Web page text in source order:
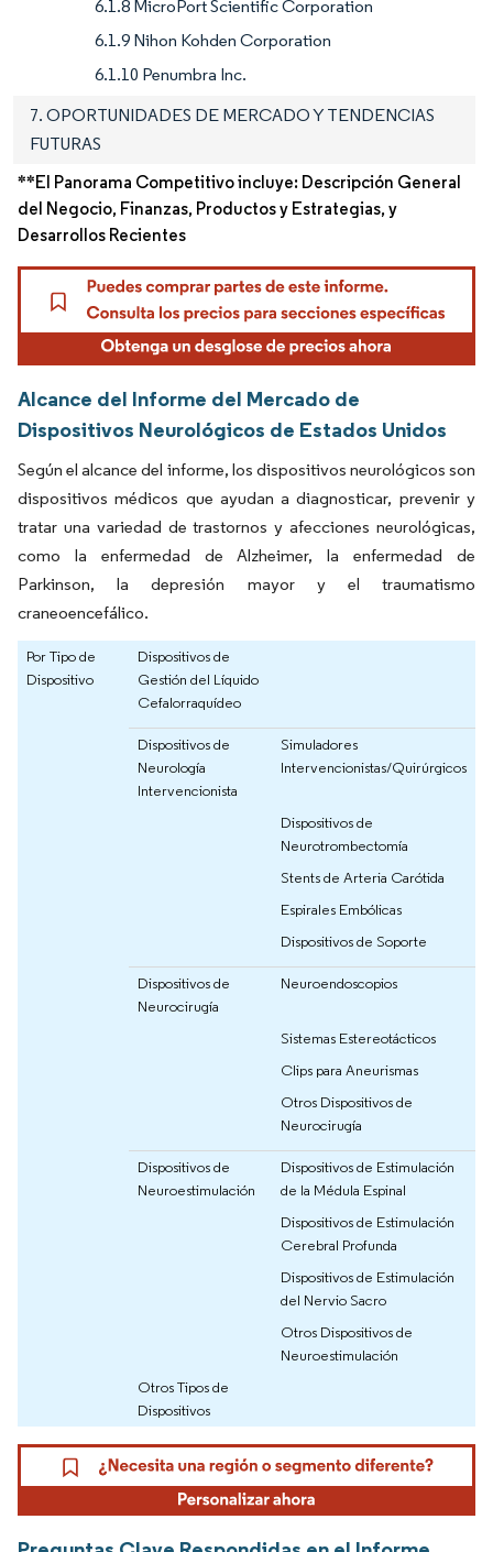
6.1.8 MicroPort Scientific Corporation
6.1.9 Nihon Kohden Corporation
6.1.10 Penumbra Inc.
7. OPORTUNIDADES DE MERCADO Y TENDENCIAS
FUTURAS
**El Panorama Competitivo incluye: Descripción General
del Negocio, Finanzas, Productos y Estrategias, y
Desarrollos Recientes
Alcance del Informe del Mercado de
Dispositivos Neurológicos de Estados Unidos
Según el alcance del informe, los dispositivos neurológicos son
dispositivos médicos que ayudan a diagnosticar, prevenir y
tratar una variedad de trastornos y afecciones neurológicas,
como la enfermedad de Alzheimer, la enfermedad de
Parkinson, la depresión mayor y el traumatismo
craneoencefálico.
Por Tipo de
Dispositivo
Dispositivos de
Gestión del Líquido
Cefalorraquídeo
Dispositivos de
Neurología
Intervencionista
Simuladores
Intervencionistas/Quirúrgicos
Dispositivos de
Neurotrombectomía
Stents de Arteria Carótida
Espirales Embólicas
Dispositivos de Soporte
Dispositivos de
Neurocirugía
Neuroendoscopios
Sistemas Estereotácticos
Clips para Aneurismas
Otros Dispositivos de
Neurocirugía
Dispositivos de
Neuroestimulación
Dispositivos de Estimulación
de la Médula Espinal
Dispositivos de Estimulación
Cerebral Profunda
Dispositivos de Estimulación
del Nervio Sacro
Otros Dispositivos de
Neuroestimulación
Otros Tipos de
Dispositivos